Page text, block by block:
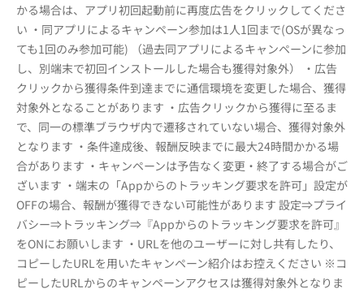
かる場合は、アプリ初回起動前に再度広告をクリックしてくださ
い ・同アプリによるキャンペーン参加は1人1回まで(OSが異なっ
ても1回のみ参加可能) （過去同アプリによるキャンペーンに参加
し、別端末で初回インストールした場合も獲得対象外） ・広告
クリックから獲得条件到達までに通信環境を変更した場合、獲得
対象外となることがあります ・広告クリックから獲得に至るま
で、同一の標準ブラウザ内で遷移されていない場合、獲得対象外
となります ・条件達成後、報酬反映までに最大24時間かかる場
合があります ・キャンペーンは予告なく変更・終了する場合がご
ざいます ・端末の「Appからのトラッキング要求を許可」設定が
OFFの場合、報酬が獲得できない可能性があります 設定⇒プライ
バシー⇒トラッキング⇒『Appからのトラッキング要求を許可』
をONにお願いします ・URLを他のユーザーに対し共有したり、
コピーしたURLを用いたキャンペーン紹介はお控えください ※コ
ピーしたURLからのキャンペーンアクセスは獲得対象外となりま